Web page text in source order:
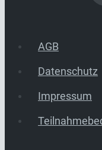
AGB
Datenschutz
Impressum